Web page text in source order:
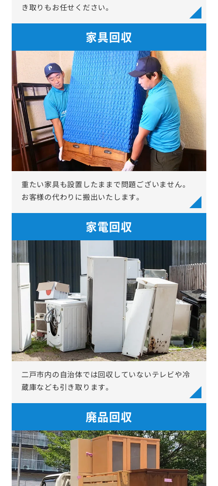
き取りもお任せください。
家具回収
重たい家具も設置したままで問題ございません。
お客様の代わりに搬出いたします。
家電回収
二戸市内の自治体では回収していないテレビや冷
蔵庫なども引き取ります。
廃品回収